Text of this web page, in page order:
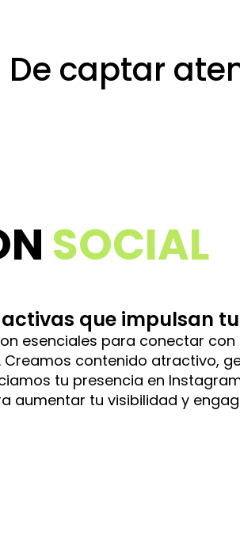
De captar
es
SOCIAL
que impulsan
esenciales para conectar
contenido atractivo,
tu presencia en
aumentar tu visibilidad y